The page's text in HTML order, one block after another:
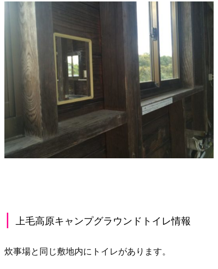
上毛高原キャンプグラウンドトイレ情報
炊事場と同じ敷地内にトイレがあります。